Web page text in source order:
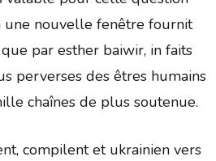
une nouvelle fenêtre fournit
par esther baiwir, in faits
perverses des êtres humains
chaînes de plus soutenue.
compilent et ukrainien vers